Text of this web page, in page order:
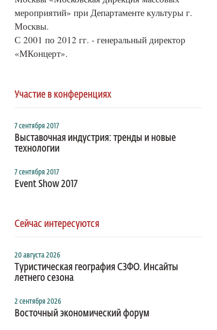
мероприятий» при Департаменте культуры г.
Москвы.
С 2001 по 2012 гг. - генеральный директор
«МКонцерт».
Участие в конференциях
7 сентября 2017
Выставочная индустрия: тренды и новые
технологии
7 сентября 2017
Event Show 2017
Сейчас интересуются
20 августа 2026
Туристическая география СЗФО. Инсайты
летнего сезона
2 сентября 2026
Восточный экономический форум